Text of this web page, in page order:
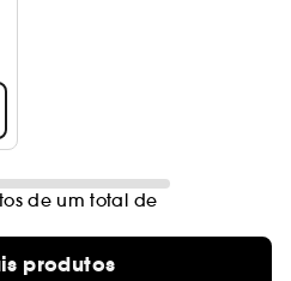
de um total de
produtos